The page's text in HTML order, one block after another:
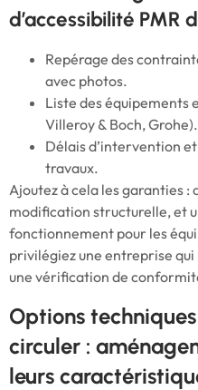
d’accessibilité PMR
Repérage des
avec photos.
Liste des équipements
Villeroy & Boch, Grohe).
Délais d’intervention
travaux.
Ajoutez à cela les garanties :
modification structurelle, et
fonctionnement pour les
privilégiez une entreprise
une vérification de
Options
circuler :
leurs